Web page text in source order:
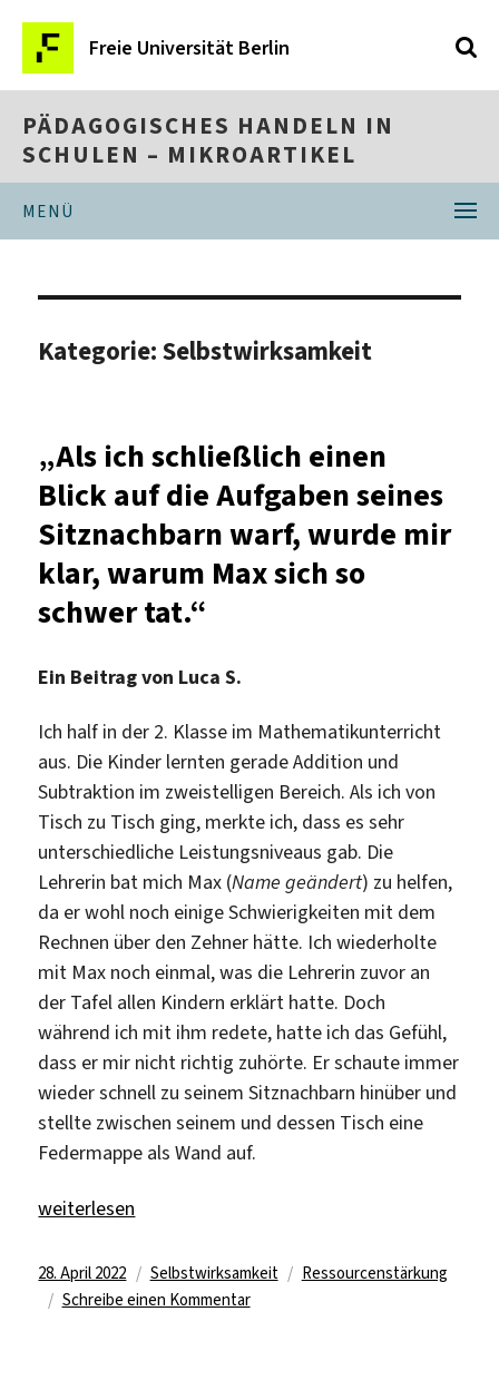
Freie Universität Berlin
PÄDAGOGISCHES HANDELN IN
SCHULEN – MIKROARTIKEL
MENÜ
Kategorie:Selbstwirksamkeit
„Als ich schließlich einen
Blick auf die Aufgaben seines
Sitznachbarn warf, wurde mir
klar, warum Max sich so
schwer tat.“
Ein Beitrag von Luca S.
Ich half in der 2. Klasse im Mathematikunterricht
aus. Die Kinder lernten gerade Addition und
Subtraktion im zweistelligen Bereich. Als ich von
Tisch zu Tisch ging, merkte ich, dass es sehr
unterschiedliche Leistungsniveaus gab. Die
Lehrerin bat mich Max (Name geändert) zu helfen,
da er wohl noch einige Schwierigkeiten mit dem
Rechnen über den Zehner hätte. Ich wiederholte
mit Max noch einmal, was die Lehrerin zuvor an
der Tafel allen Kindern erklärt hatte. Doch
während ich mit ihm redete, hatte ich das Gefühl,
dass er mir nicht richtig zuhörte. Er schaute immer
wieder schnell zu seinem Sitznachbarn hinüber und
stellte zwischen seinem und dessen Tisch eine
Federmappe als Wand auf.
„„Als ich schließlich einen Blick auf die Aufgaben
weiterlesen
Veröffentlicht
am
28. April 2022 Kategorien
Selbstwirksamkeit Schlagwörter
Ressourcenstärkung
Schreibe einen Kommentarzu